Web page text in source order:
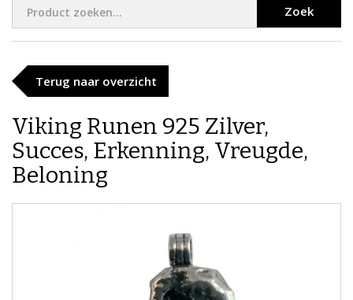
Zoek
Terug naar overzicht
Viking Runen 925 Zilver,
Succes, Erkenning, Vreugde,
Beloning